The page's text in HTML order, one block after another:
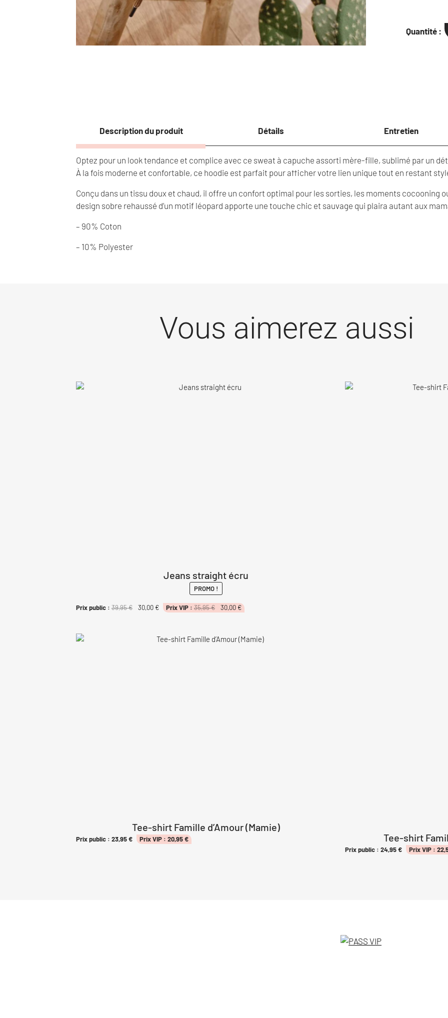
Quantité :
quantité
Description du produit Détails Entretien
Optez pour un look tendance et complice avec ce sweat à capuche assorti mère-fille, sublimé par un
À la fois moderne et confortable, ce hoodie est parfait pour afficher votre lien unique tout en restant
Conçu dans un tissu doux et chaud, il offre un confort optimal pour les sorties, les moments cocooning
design sobre rehaussé d’un motif léopard apporte une touche chic et sauvage qui plaira autant aux
– 90% Coton
– 10% Polyester
Vous aimerez aussi
Jeans straight écru
PROMO !
Prix public : 39,95€
Le30,00 €Le
est :
Prix VIP :35,95€
Le
était :
35,95 €.
30,00 €Le
est :
30,00 €.
Tee-shirt Famille d’Amour (Mamie)
Prix public : 23,95€ Prix VIP : 20,95€ Tee-shirt
Prix public : 24,95€ Prix VIP :